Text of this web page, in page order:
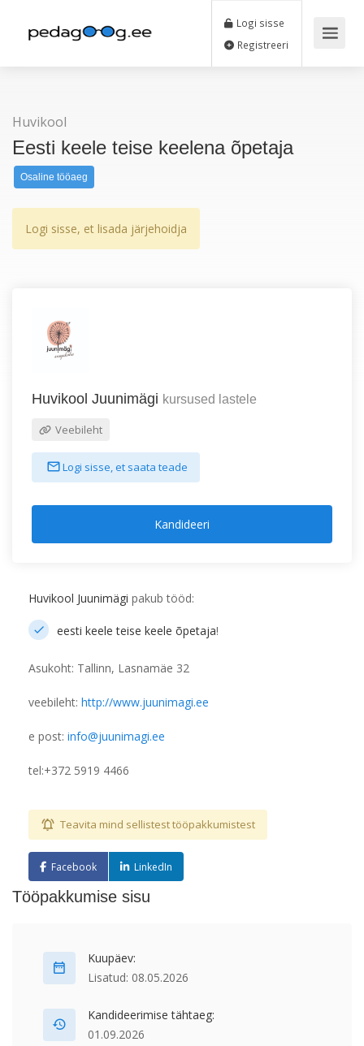
Logi sisse
Registreeri
Huvikool
Eesti keele teise keelena õpetaja
Osaline tööaeg
Logi sisse, et lisada järjehoidja
Huvikool Juunimägi kursused lastele
Veebileht
Logi sisse, et saata teade
Kandideeri
Huvikool Juunimägi pakub tööd:
eesti keele teise keele õpetaja!
Asukoht: Tallinn, Lasnamäe 32
veebileht: http://www.juunimagi.ee
e post: info@juunimagi.ee
tel:+372 5919 4466
Teavita mind sellistest tööpakkumistest
Facebook LinkedIn
Tööpakkumise sisu
Kuupäev:
Lisatud: 08.05.2026
Kandideerimise tähtaeg:
01.09.2026